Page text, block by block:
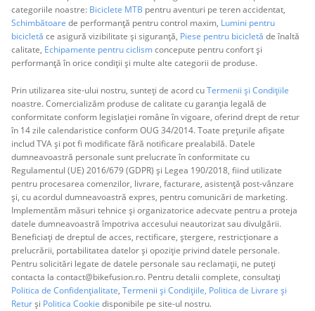
categoriile noastre: Biciclete MTB pentru aventuri pe teren accidentat,
Schimbătoare de performanță pentru control maxim, Lumini pentru
bicicletă ce asigură vizibilitate și siguranță, Piese pentru bicicletă de înaltă
calitate, Echipamente pentru ciclismconcepute pentru confort și
performanță în orice condiții și multe alte categorii de produse.
Prin utilizarea site-ului nostru, sunteți de acord cuTermenii și Condițiile
noastre. Comercializăm produse de calitate cu garanția legală de
conformitate conform legislației române în vigoare, oferind drept de retur
în 14 zile calendaristice conform OUG 34/2014. Toate prețurile afișate
includ TVA și pot fi modificate fără notificare prealabilă. Datele
dumneavoastră personale sunt prelucrate în conformitate cu
Regulamentul (UE) 2016/679 (GDPR) și Legea 190/2018, fiind utilizate
pentru procesarea comenzilor, livrare, facturare, asistență post-vânzare
și, cu acordul dumneavoastră expres, pentru comunicări de marketing.
Implementăm măsuri tehnice și organizatorice adecvate pentru a proteja
datele dumneavoastră împotriva accesului neautorizat sau divulgării.
Beneficiați de dreptul de acces, rectificare, ștergere, restricționare a
prelucrării, portabilitatea datelor și opoziție privind datele personale.
Pentru solicitări legate de datele personale sau reclamații, ne puteți
contacta la contact@bikefusion.ro. Pentru detalii complete, consultați
Politica de Confidențialitate, Termenii și Condițiile, Politica de Livrare și
Returși Politica Cookie disponibile pe site-ul nostru.